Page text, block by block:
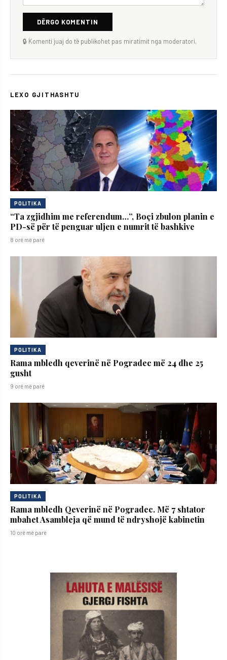
DËRGO KOMENTIN
🔒 Komenti juaj do të publikohet pas miratimit nga moderatori.
LEXO GJITHASHTU
POLITIKA
“Ta zgjidhim me referendum…”, Boçi zbulon planin e
PD-së për të penguar uljen e numrit të bashkive
8 orë më parë
POLITIKA
Rama mbledh qeverinë në Pogradec më 24 dhe 25
gusht
9 orë më parë
POLITIKA
Rama mbledh Qeverinë në Pogradec. Më 7 shtator
mbahet Asambleja që mund të ndryshojë kabinetin
10 orë më parë